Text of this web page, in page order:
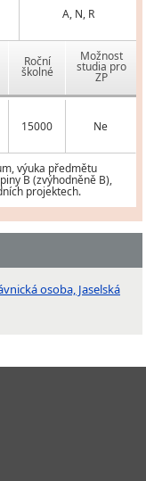
A, N, R
Roční
školné
Možnost
studia pro
ZP
15000 Ne
výuka předmětu
B (zvýhodněně B),
projektech.
osoba, Jaselská